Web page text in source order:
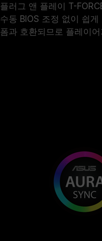
플러그 앤 플레이 T-
수동 BIOS 조정 없이 쉽
폼과 호환되므로 플레이